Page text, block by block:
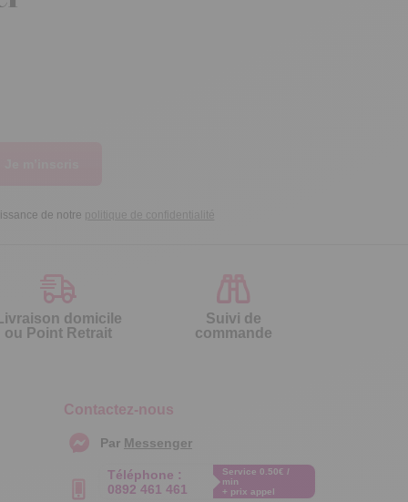
de notre politique de confidentialité
domicile
ou Point Retrait
Suivi de
commande
Contactez-nous
Par Messenger
Téléphone :
0892 461 461
Service 0.50€ /
min
+ prix appel